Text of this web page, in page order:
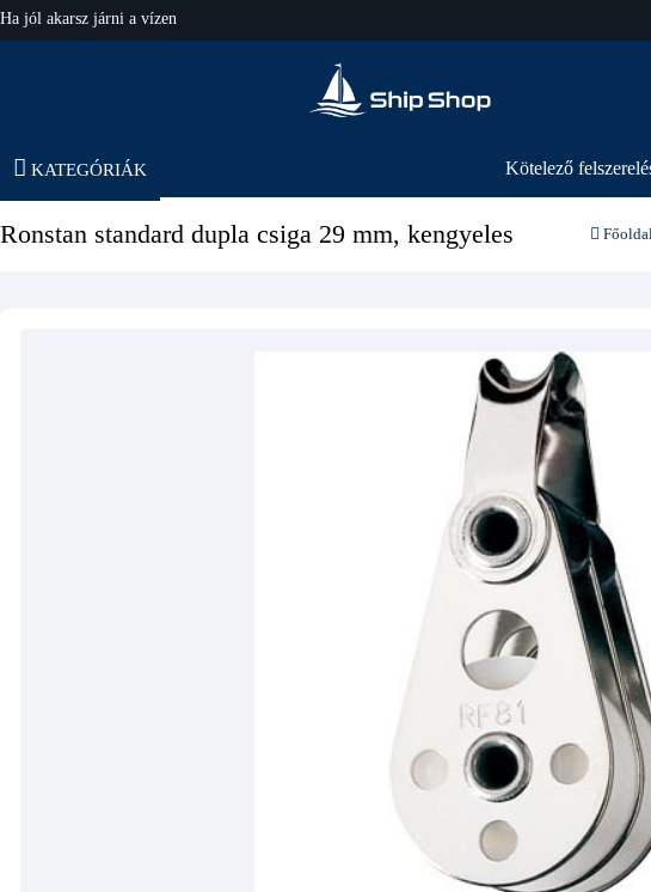
Ha jól akarsz járni a vízen
hajo-felszereles.hu
KATEGÓRIÁK Kötelező
Ronstan standard dupla csiga 29 mm, kengyeles Főoldal